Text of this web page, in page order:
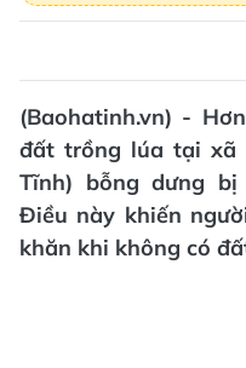
(Baohatinh.vn) -
đất trồng lúa tại xã
Tĩnh) bỗng dưng
Điều này khiến
khăn khi không có